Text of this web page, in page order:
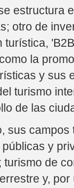
estructura
otro de
turística,
la
y sus
turismo
de las
sus
y
turismo de
y,